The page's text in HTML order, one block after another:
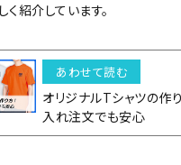
紹介しています。
あわせて読む
オリジナルTシャツの作
入れ注文でも安心